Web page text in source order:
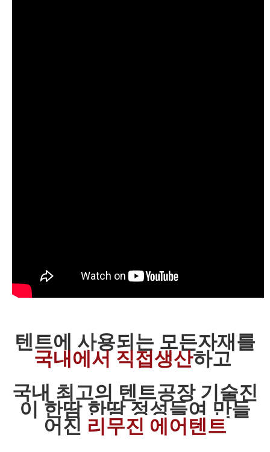
텐트에 사용되는 모든자재를
국내에서 직접생산하고
국내 최고의 텐트공장 기술진
이 한땀 한땀 정성들여 만들
어진 리무진 에어텐트